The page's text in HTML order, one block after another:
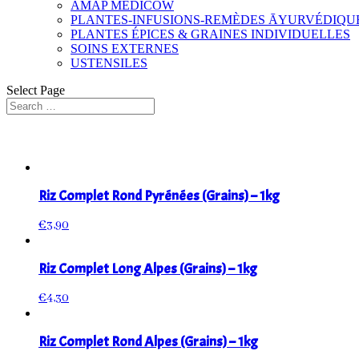
AMAP MEDICOW
PLANTES-INFUSIONS-REMÈDES
PLANTES ÉPICES & GRAINES INDIVIDUELLES
SOINS EXTERNES
USTENSILES
Select Page
Riz Complet Rond Pyrénées (Grains) – 1kg
€3,90
Riz Complet Long Alpes (Grains) – 1kg
€4,30
Riz Complet Rond Alpes (Grains) – 1kg